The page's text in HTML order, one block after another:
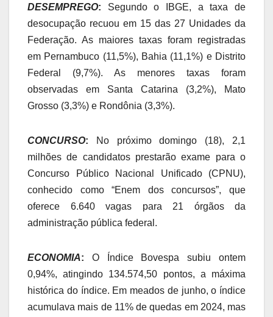
DESEMPREGO: Segundo o IBGE, a taxa de
desocupação recuou em 15 das 27 Unidades da
Federação. As maiores taxas foram registradas
em Pernambuco (11,5%), Bahia (11,1%) e Distrito
Federal (9,7%). As menores taxas foram
observadas em Santa Catarina (3,2%), Mato
Grosso (3,3%) e Rondônia (3,3%).
CONCURSO:
No próximo domingo (18), 2,1
milhões de candidatos prestarão exame para o
Concurso Público Nacional Unificado (CPNU),
conhecido como “Enem dos concursos”, que
oferece 6.640 vagas para 21 órgãos da
administração pública federal.
ECONOMIA: O Índice Bovespa subiu ontem
0,94%, atingindo 134.574,50 pontos, a máxima
histórica do índice. Em meados de junho, o índice
acumulava mais de 11% de quedas em 2024, mas